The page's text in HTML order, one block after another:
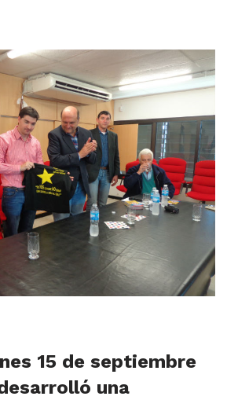
15 de septiembre
una